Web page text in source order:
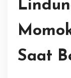
Saat